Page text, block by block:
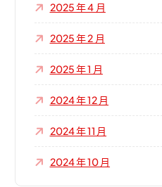
2025 年 4 月
2025 年 2 月
2025 年 1 月
2024 年 12 月
2024 年 11 月
2024 年 10 月